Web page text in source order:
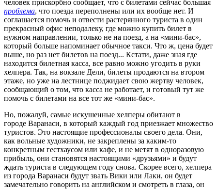
человек прискорбно сообщает, что с билетами сейчас большая
проблема, что поезда переполнены или их вообще нет. И
соглашается помочь и отвести растерянного туриста в один
прекрасный офис неподалеку, где можно купить билет в
нужном направлении, только не на поезд, а на «мини-бас»,
который больше напоминает обычное такси. Что ж, цена будет
выше, но раз нет билетов на поезд... Кстати, даже зная где
находится билетная касса, все равно можно угодить в руки
хелпера. Так, на вокзале Дели, билеты продаются на втором
этаже, но уже на лестнице поджидает свою жертву человек,
сообщающий о том, что касса не работает, и готовый тут же
помочь с билетами на все тот же «мини-бас».
Но, пожалуй, самые искушенные хелперы обитают в
городе Варанаси, в который каждый год приезжает множество
туристов. Это настоящие профессионалы своего дела. Они,
как вольные художники, не закреплены за каким-то
конкретным гестхаусом или кафе, и не метят в одноразовую
прибыль, они становятся настоящими «друзьями» и будут
ждать туриста в следующем году снова. Скорее всего, хелпера
из города Варанаси будут звать Вики или Лаки, он будет
замечательно говорить на английском и смотреть в глаза, он